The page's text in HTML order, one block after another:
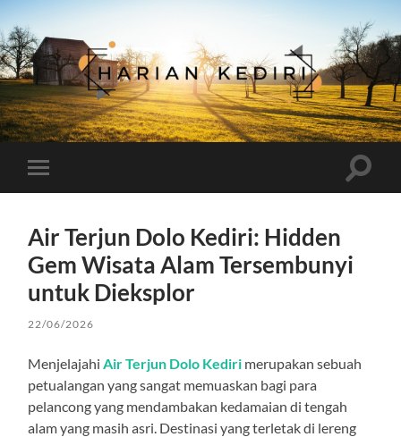
Harian
Kediri
mobile
Toggle
Air Terjun Dolo Kediri: Hidden
Gem Wisata Alam Tersembunyi
untuk Dieksplor
22/06/2026
MenjelajahiAir Terjun Dolo Kediri merupakan sebuah
petualangan yang sangat memuaskan bagi para
pelancong yang mendambakan kedamaian di tengah
alam yang masih asri. Destinasi yang terletak di lereng